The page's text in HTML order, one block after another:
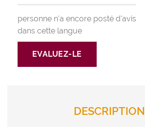
personne n'a encore posté d'avis
dans cette langue
EVALUEZ-LE
DESCRIPTION